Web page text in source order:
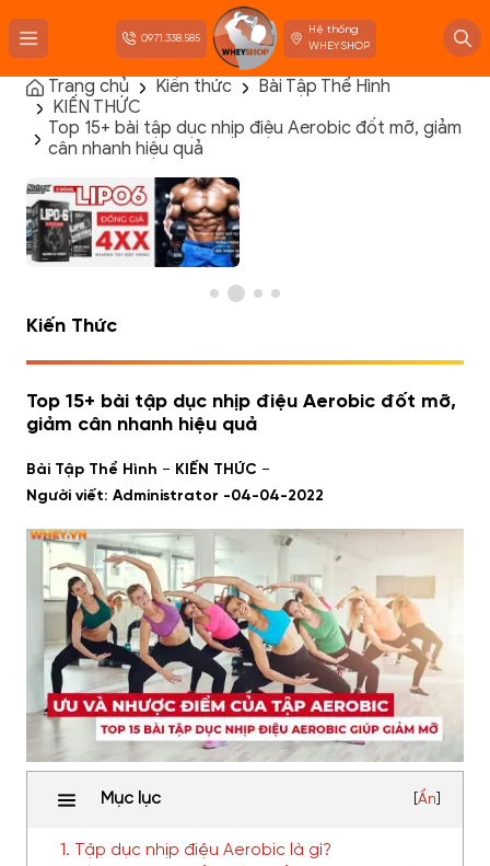
TRANG CHỦ
FLASH SALE
DANH MỤC SẢN PHẨM
THƯƠNG HIỆU
KIẾN THỨC TẬP LUYỆN
HỆ THỐNG CỬA HÀNG
0971.338.585
Hệ thống
WHEYSHOP
Trang chủ Kiến thức
Bài Tập Thể Hình
KIẾN THỨC
Top 15+ bài tập dục nhịp điệu Aerobic đốt mỡ, giảm
cân nhanh hiệu quả
Kiến Thức
Top 15+ bài tập dục nhịp điệu Aerobic đốt mỡ,
giảm cân nhanh hiệu quả
Bài Tập Thể Hình - KIẾN THỨC -
Người viết: Administrator -04-04-2022
Mục lục Ẩn
1. Tập dục nhịp điệu Aerobic là gì?